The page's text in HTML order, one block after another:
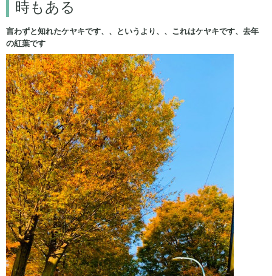
時もある
言わずと知れたケヤキです、、というより、、これはケヤキです、去年
の紅葉です